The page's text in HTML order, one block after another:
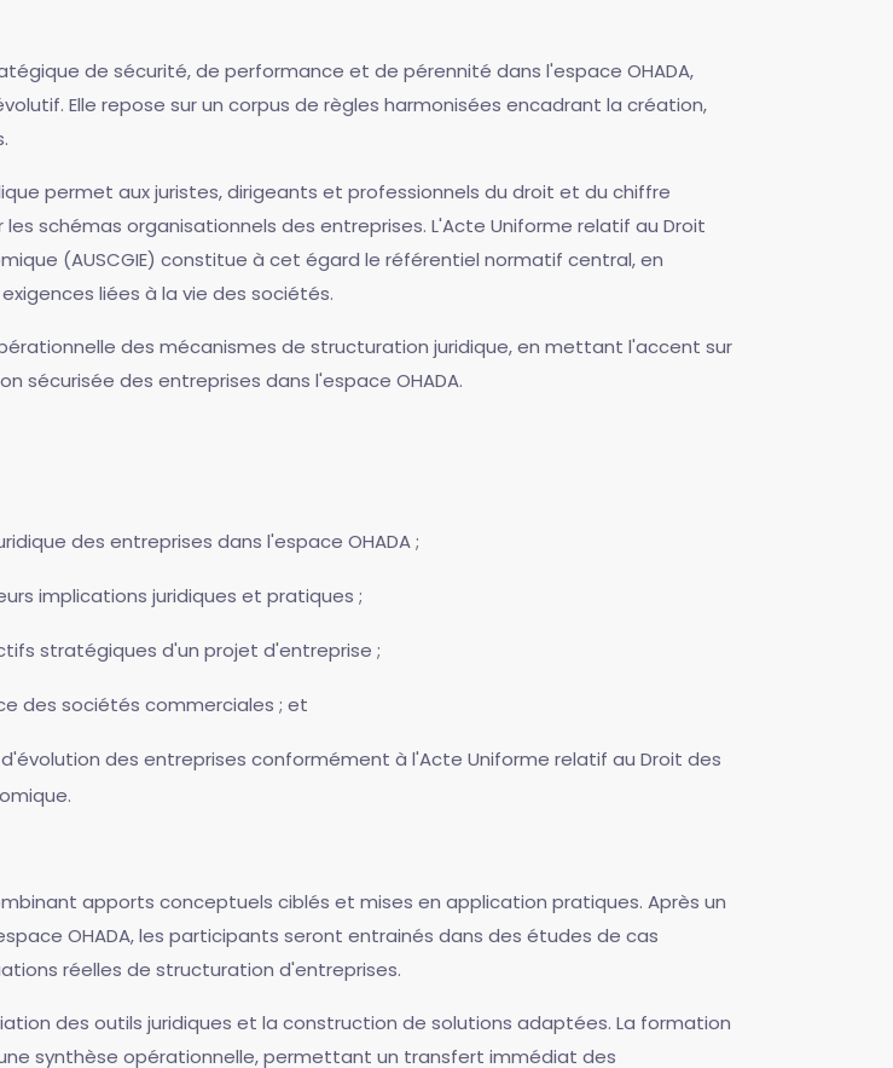
de sécurité, de performance et de pérennité dans l'espace OHADA,
Elle repose sur un corpus de règles harmonisées encadrant la création,
permet aux juristes, dirigeants et professionnels du droit et du chiffre
schémas organisationnels des entreprises. L'Acte Uniforme relatif au Droit
(AUSCGIE) constitue à cet égard le référentiel normatif central, en
liées à la vie des sociétés.
des mécanismes de structuration juridique, en mettant l'accent sur
sécurisée des entreprises dans l'espace OHADA.
des entreprises dans l'espace OHADA ;
implications juridiques et pratiques ;
stratégiques d'un projet d'entreprise ;
des sociétés commerciales ; et
des entreprises conformément à l'Acte Uniforme relatif au Droit des
apports conceptuels ciblés et mises en application pratiques. Après un
OHADA, les participants seront entrainés dans des études de cas
réelles de structuration d'entreprises.
des outils juridiques et la construction de solutions adaptées. La formation
synthèse opérationnelle, permettant un transfert immédiat des